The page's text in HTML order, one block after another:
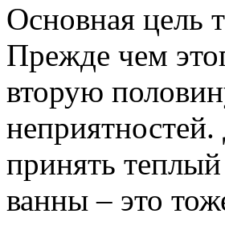
Основная цель
Прежде чем
вторую
принять
ванны – это